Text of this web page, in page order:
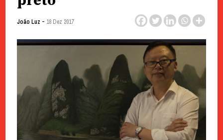
João Luz - 18 Dez 2017